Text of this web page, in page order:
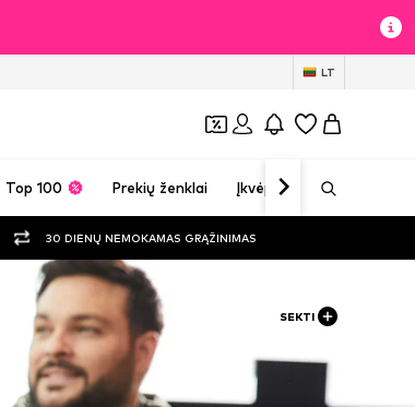
LT
Top 100 Prekių ženklai Įkvėpimas
30 DIENŲ NEMOKAMAS GRĄŽINIMAS
SEKTI